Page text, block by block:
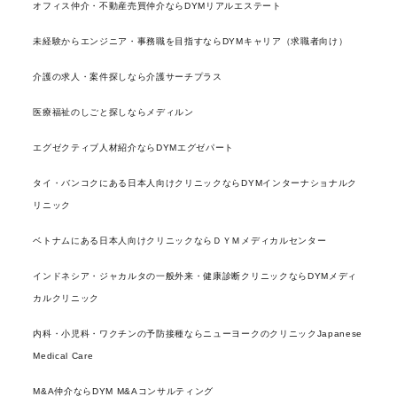
オフィス仲介・不動産売買仲介ならDYMリアルエステート
未経験からエンジニア・事務職を目指すならDYMキャリア（求職者向け）
介護の求人・案件探しなら介護サーチプラス
医療福祉のしごと探しならメディルン
エグゼクティブ人材紹介ならDYMエグゼパート
タイ・バンコクにある日本人向けクリニックならDYMインターナショナルク
リニック
ベトナムにある日本人向けクリニックならＤＹＭメディカルセンター
インドネシア・ジャカルタの一般外来・健康診断クリニックならDYMメディ
カルクリニック
内科・小児科・ワクチンの予防接種ならニューヨークのクリニックJapanese
Medical Care
M&A仲介ならDYM M&Aコンサルティング